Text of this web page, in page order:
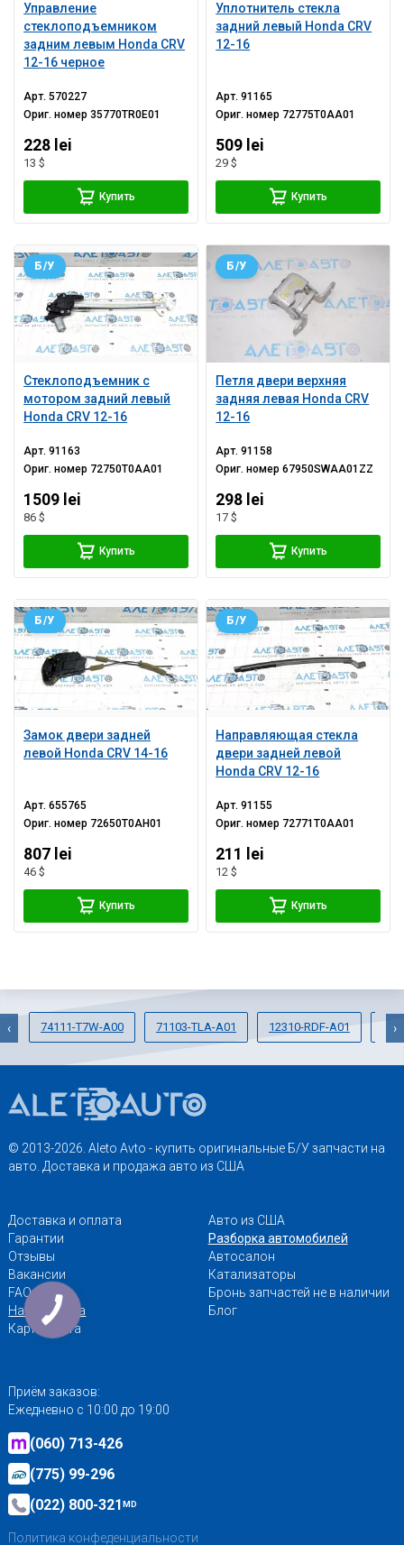
Управление
стеклоподъемником
задним левым Honda CRV
12-16 черное
Арт.570227
Ориг. номер35770TR0E01
228 lei
13 $
Купить
Уплотнитель стекла
задний левый Honda CRV
12-16
Арт.91165
Ориг. номер 72775T0AA01
509 lei
29 $
Купить
Стеклоподъемник с
мотором задний левый
Honda CRV 12-16
Б/У
Арт.91163
Ориг. номер 72750T0AA01
1509 lei
86 $
Купить
Петля двери верхняя
задняя левая Honda CRV
12-16
Б/У
Арт.91158
Ориг. номер67950SWAA01ZZ
298 lei
17 $
Купить
Замок двери задней
левой Honda CRV 14-16
Б/У
Арт.655765
Ориг. номер 72650T0AH01
807 lei
46 $
Купить
Направляющая стекла
двери задней левой
Honda CRV 12-16
Б/У
Арт.91155
Ориг. номер 72771T0AA01
211 lei
12 $
Купить
74111-T7W-A00 71103-TLA-A01 12310-RDF-A01
‹ ›
© 2013-2026. Aleto Avto - купить оригинальные Б/У запчасти на
авто. Доставка и продажа авто из США
Доставка и оплата
Гарантии
Отзывы
Вакансии
FAQ
Наши адреса
Карта сайта
Авто из США
Разборка автомобилей
Автосалон
Катализаторы
Бронь запчастей не в наличии
Блог
Приём заказов:
Ежедневно с 10:00 до 19:00
(060) 713-426
(775) 99-296
(022) 800-321MD
Политика конфеденциальности